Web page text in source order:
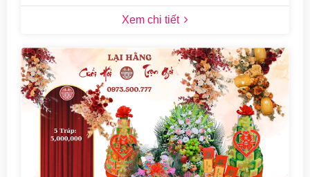
Xem chi tiết